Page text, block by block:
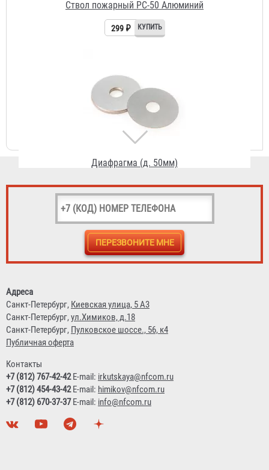
Знак на самоклеящейся пленке 150х150, 150х300,
100х100, 50х150 мм
23 ₽
Адреса
Санкт-Петербург, Киевская улица, 5 А3
Санкт-Петербург,ул.Химиков, д.18
Санкт-Петербург, Пулковское шоссе., 56, к4
Публичная оферта
Контакты
+7 (812) 767-42-42E-mail: irkutskaya@nfcom.ru
+7 (812) 454-43-42E-mail: himikov@nfcom.ru
+7 (812) 670-37-37E-mail: info@nfcom.ru